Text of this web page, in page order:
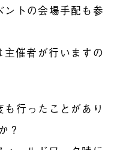
トの会場手配も参
催者が行いますの
行ったことがあり
？